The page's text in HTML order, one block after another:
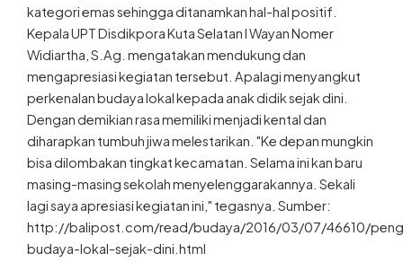
kategori emas sehingga ditanamkan hal-hal positif.
Kepala UPT Disdikpora Kuta Selatan I Wayan Nomer
Widiartha, S.Ag. mengatakan mendukung dan
mengapresiasi kegiatan tersebut. Apalagi menyangkut
perkenalan budaya lokal kepada anak didik sejak dini.
Dengan demikian rasa memiliki menjadi kental dan
diharapkan tumbuh jiwa melestarikan. "Ke depan mungkin
bisa dilombakan tingkat kecamatan. Selama ini kan baru
masing-masing sekolah menyelenggarakannya. Sekali
lagi saya apresiasi kegiatan ini," tegasnya. Sumber:
http://balipost.com/read/budaya/2016/03/07/46610/
budaya-lokal-sejak-dini.html